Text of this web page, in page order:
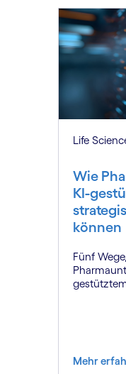
Life
Wie
KI-
können
Fünf
Mehr